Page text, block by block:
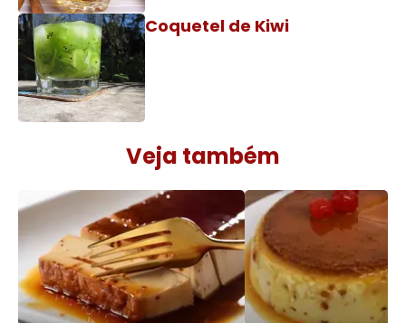
Coquetel de Kiwi
Veja também